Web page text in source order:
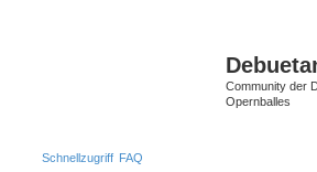
Community der
Opernballes
Schnellzugriff FAQ